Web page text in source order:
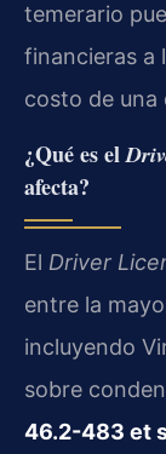
temerario
financieras a
costo de una
¿Qué es el
afecta?
El Driver
entre la
incluyendo
sobre
46.2-483 et